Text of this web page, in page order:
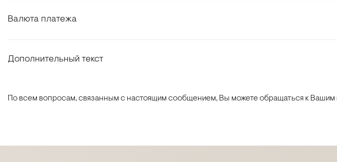
Валюта платежа
Дополнительный текст
По всем вопросам, связанным с настоящим сообщением, Вы можете обращаться к